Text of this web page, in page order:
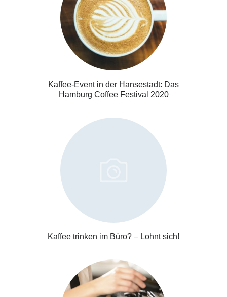
Kaffee-Event in der Hansestadt: Das
Hamburg Coffee Festival 2020
Kaffee trinken im Büro? – Lohnt sich!